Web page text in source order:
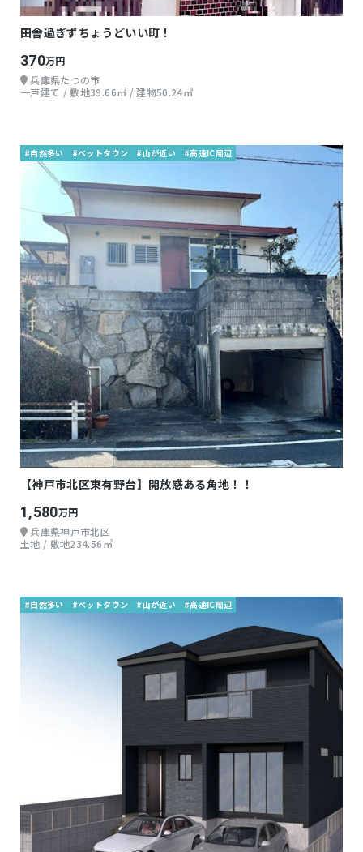
田舎過ぎずちょうどいい町！
370万円
兵庫県たつの市
一戸建て / 敷地39.66㎡ / 建物50.24㎡
#自然多い #ベットタウン #山が近い #高速IC周辺
【神戸市北区東有野台】開放感ある角地！！
1,580万円
兵庫県神戸市北区
土地 / 敷地234.56㎡
#自然多い #ベットタウン #山が近い #高速IC周辺